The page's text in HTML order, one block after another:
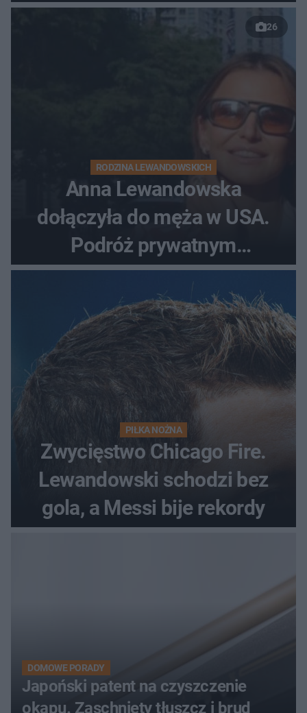
26
RODZINA LEWANDOWSKICH
Anna Lewandowska
dołączyła do męża w USA.
Podróż prywatnym
odrzutowcem to dopiero
początek!
PIŁKA NOŻNA
Zwycięstwo Chicago Fire.
Lewandowski schodzi bez
gola, a Messi bije rekordy
DOMOWE PORADY
Japoński patent na czyszczenie
okapu. Zaschnięty tłuszcz i brud